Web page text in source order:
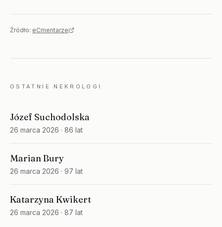
Źródło: eCmentarze
OSTATNIE NEKROLOGI
Józef Suchodolska
26 marca 2026 · 86 lat
Marian Bury
26 marca 2026 · 97 lat
Katarzyna Kwikert
26 marca 2026 · 87 lat